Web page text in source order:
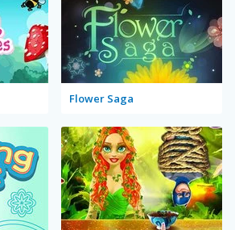
Flower Saga